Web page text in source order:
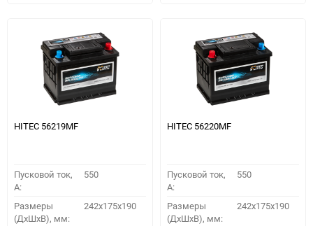
HITEC 56219MF
Пусковой ток,
A:
550
Размеры
(ДхШхВ), мм:
242x175x190
HITEC 56220MF
Пусковой ток,
A:
550
Размеры
(ДхШхВ), мм:
242x175x190